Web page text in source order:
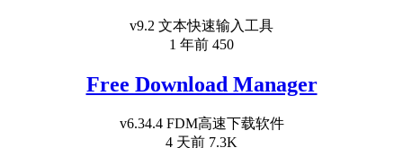
v9.2 文本快速输入工具
1 年前 450
Free Download Manager
v6.34.4 FDM高速下载软件
4 天前 7.3K